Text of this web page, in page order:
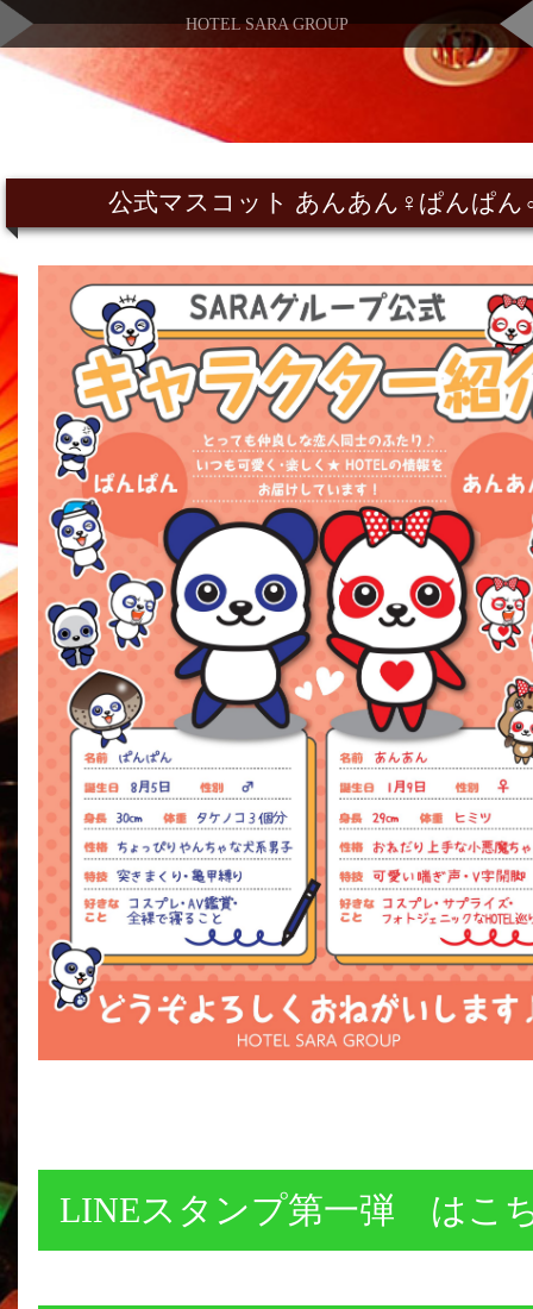
HOTEL SARA GROUP
公式マスコット あんあん♀ぱんぱん